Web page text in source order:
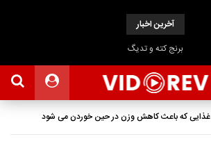
آخرین اخبار
برنج کته و تدیگ